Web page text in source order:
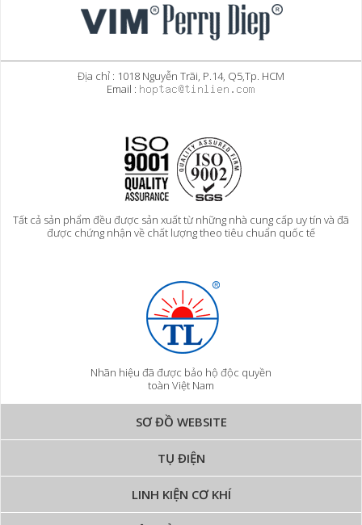
Địa chỉ : 1018 Nguyễn Trãi, P.14, Q5,Tp. HCM
Email :
Tất cả sản phẩm đều được sản xuất từ những nhà cung cấp uy tín và đã
được chứng nhận về chất lượng theo tiêu chuẩn quốc tế
Nhãn hiệu đã được bảo hộ độc quyền
toàn Việt Nam
SƠ ĐỒ WEBSITE
TỤ ĐIỆN
LINH KIỆN CƠ KHÍ